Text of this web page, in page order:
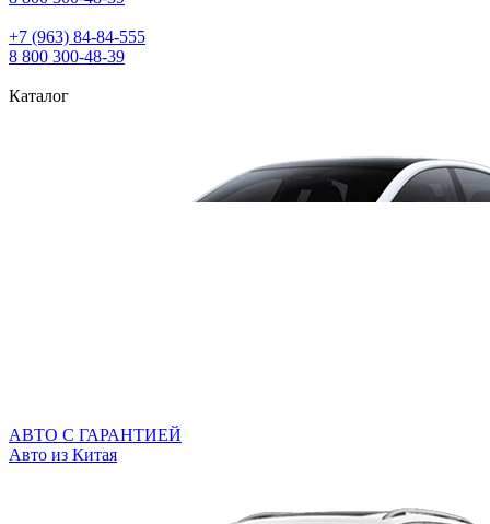
+7 (963) 84‑84‑555
8 800 300‑48‑39
Каталог
АВТО С ГАРАНТИЕЙ
Авто из Китая